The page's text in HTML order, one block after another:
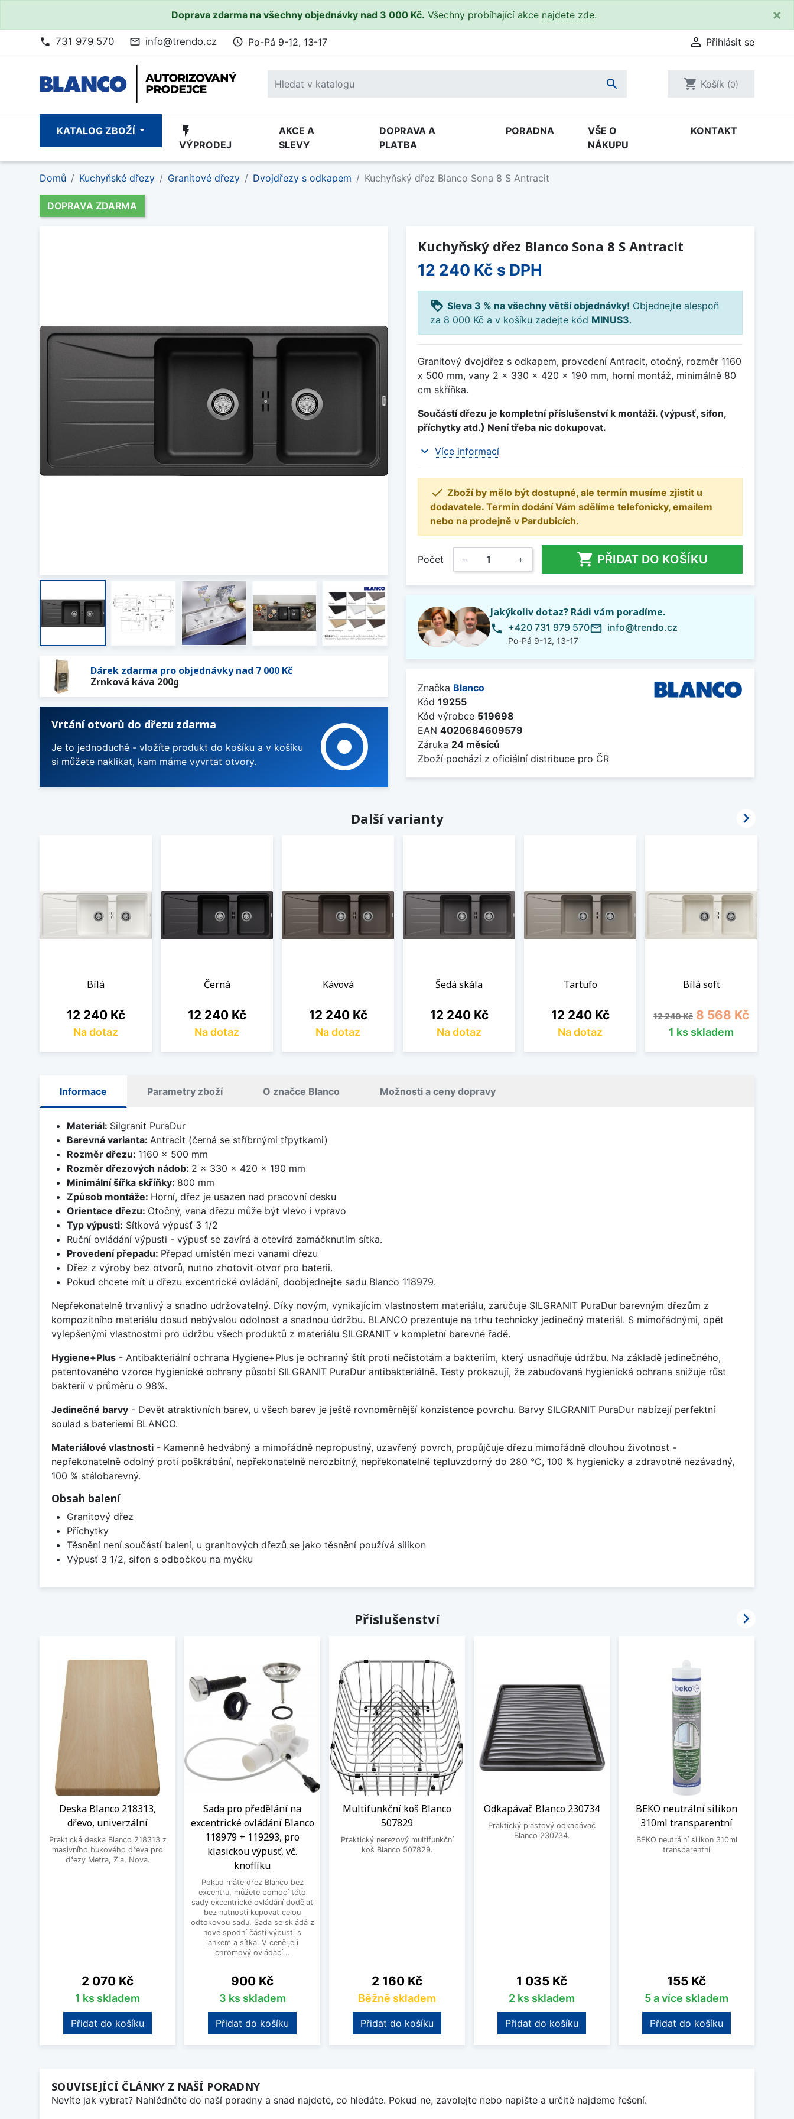
Doprava zdarma na všechny objednávky nad 3 000 Kč. Všechny probíhající akce najdete zde. ×
phone 731 979 570 mail_outline info@trendo.cz access_time Po-Pá 9-12, 13-17  Přihlásit se
 shopping_cart Košík (0)
KATALOG ZBOŽÍ flash_on
VÝPRODEJ
AKCE A
SLEVY
DOPRAVA A
PLATBA
PORADNA
VŠE O
NÁKUPU
KONTAKT
Domů Kuchyňské dřezy Granitové dřezy Dvojdřezy s odkapem Kuchyňský dřez Blanco Sona 8 S Antracit
DOPRAVA ZDARMA
Dárek zdarma pro objednávky nad 7 000 Kč
Zrnková káva 200g
Vrtání otvorů do dřezu zdarma
Je to jednoduché - vložíte produkt do košíku a v košíku
si můžete naklikat, kam máme vyvrtat otvory.
adjust
Kuchyňský dřez Blanco Sona 8 S Antracit
12 240 Kč s DPH
loyalty Sleva 3 % na všechny větší objednávky! Objednejte alespoň
za 8 000 Kč a v košíku zadejte kód MINUS3.
Granitový dvojdřez s odkapem, provedení Antracit, otočný, rozměr 1160
x 500 mm, vany 2 x 330 x 420 x 190 mm, horní montáž, minimálně 80
cm skříňka.
Součástí dřezu je kompletní příslušenství k montáži. (výpusť, sifon,
příchytky atd.) Není třeba nic dokupovat.
expand_more Více informací
 Zboží by mělo být dostupné, ale termín musíme zjistit u
dodavatele. Termín dodání Vám sdělíme telefonicky, emailem
nebo na prodejně v Pardubicích.
Počet − +  PŘIDAT DO KOŠÍKU
Jakýkoliv dotaz? Rádi vám poradíme.
phone +420 731 979 570
Po-Pá 9-12, 13-17
mail_outline info@trendo.cz
Značka Blanco
Kód 19255
Kód výrobce 519698
EAN 4020684609579
Záruka 24 měsíců
Zboží pochází z oficiální distribuce pro ČR
Další varianty
Bílá
Cena
12 240 Kč
Na dotaz
Černá
Cena
12 240 Kč
Na dotaz
Kávová
Cena
12 240 Kč
Na dotaz
Šedá skála
Cena
12 240 Kč
Na dotaz
Tartufo
Cena
12 240 Kč
Na dotaz
Bílá soft
Běžná cena
12 240 Kč Cena
8 568 Kč
1 ks skladem

Informace Parametry zboží O značce Blanco Možnosti a ceny dopravy
Materiál: Silgranit PuraDur
Barevná varianta: Antracit (černá se stříbrnými třpytkami)
Rozměr dřezu: 1160 x 500 mm
Rozměr dřezových nádob: 2 x 330 x 420 x 190 mm
Minimální šířka skříňky: 800 mm
Způsob montáže: Horní, dřez je usazen nad pracovní desku
Orientace dřezu: Otočný, vana dřezu může být vlevo i vpravo
Typ výpusti: Sítková výpusť 3 1/2
Ruční ovládání výpusti - výpusť se zavírá a otevírá zamáčknutím sítka.
Provedení přepadu: Přepad umístěn mezi vanami dřezu
Dřez z výroby bez otvorů, nutno zhotovit otvor pro baterii.
Pokud chcete mít u dřezu excentrické ovládání, doobjednejte sadu Blanco 118979.
Nepřekonatelně trvanlivý a snadno udržovatelný. Díky novým, vynikajícím vlastnostem materiálu, zaručuje SILGRANIT PuraDur barevným dřezům z
kompozitního materiálu dosud nebývalou odolnost a snadnou údržbu. BLANCO prezentuje na trhu technicky jedinečný materiál. S mimořádnými, opět
vylepšenými vlastnostmi pro údržbu všech produktů z materiálu SILGRANIT v kompletní barevné řadě.
Hygiene+Plus - Antibakteriální ochrana Hygiene+Plus je ochranný štít proti nečistotám a bakteriím, který usnadňuje údržbu. Na základě jedinečného,
patentovaného vzorce hygienické ochrany působí SILGRANIT PuraDur antibakteriálně. Testy prokazují, že zabudovaná hygienická ochrana snižuje růst
bakterií v průměru o 98%.
Jedinečné barvy - Devět atraktivních barev, u všech barev je ještě rovnoměrnější konzistence povrchu. Barvy SILGRANIT PuraDur nabízejí perfektní
soulad s bateriemi BLANCO.
Materiálové vlastnosti - Kamenně hedvábný a mimořádně nepropustný, uzavřený povrch, propůjčuje dřezu mimořádně dlouhou životnost -
nepřekonatelně odolný proti poškrábání, nepřekonatelně nerozbitný, nepřekonatelně tepluvzdorný do 280 °C, 100 % hygienicky a zdravotně nezávadný,
100 % stálobarevný.
Obsah balení
Granitový dřez
Příchytky
Těsnění není součástí balení, u granitových dřezů se jako těsnění používá silikon
Výpusť 3 1/2, sifon s odbočkou na myčku
Příslušenství
Deska Blanco 218313,
dřevo, univerzální
Praktická deska Blanco 218313 z
masivního bukového dřeva pro
dřezy Metra, Zia, Nova.
Cena
2 070 Kč
1 ks skladem
Přidat do košíku
Sada pro předělání na
excentrické ovládání Blanco
118979 + 119293, pro
klasickou výpusť, vč.
knoflíku
Pokud máte dřez Blanco bez
excentru, můžete pomocí této
sady excentrické ovládání dodělat
bez nutnosti kupovat celou
odtokovou sadu. Sada se skládá z
nové spodní části výpusti s
lankem a sítka. V ceně je i
chromový ovládací...
Cena
900 Kč
3 ks skladem
Přidat do košíku
Multifunkční koš Blanco
507829
Praktický nerezový multifunkční
koš Blanco 507829.
Cena
2 160 Kč
Běžně skladem
Přidat do košíku
Odkapávač Blanco 230734
Praktický plastový odkapávač
Blanco 230734.
Cena
1 035 Kč
2 ks skladem
Přidat do košíku
BEKO neutrální silikon
310ml transparentní
BEKO neutrální silikon 310ml
transparentní
Cena
155 Kč
5 a více skladem
Přidat do košíku

SOUVISEJÍCÍ ČLÁNKY Z NAŠÍ PORADNY
Nevíte jak vybrat? Nahlédněte do naší poradny a snad najdete, co hledáte. Pokud ne, zavolejte nebo napište a určitě najdeme řešení.